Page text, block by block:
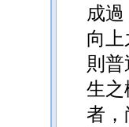
成
向
則
生之
者，